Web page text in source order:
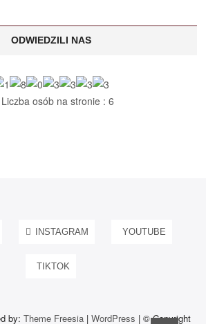
ODWIEDZILI NAS
Liczba osób na stronie : 6
INSTAGRAM YOUTUBE
TIKTOK
by: Theme Freesia| WordPress | © Copyright